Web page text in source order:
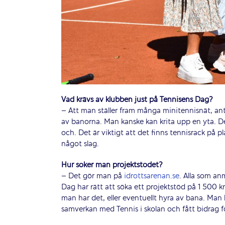
Vad krävs av klubben just på Tennisens Dag?
– Att man ställer fram många minitennisnät,
av banorna. Man kanske kan krita upp en yta.
och. Det är viktigt att det finns tennisrack på
något slag.
Hur söker man projektstödet?
– Det gör man på idrottsarenan.se. Alla som
Dag har rätt att söka ett projektstöd på 1 500
man har det, eller eventuellt hyra av bana.
samverkan med Tennis i skolan och fått bidrag